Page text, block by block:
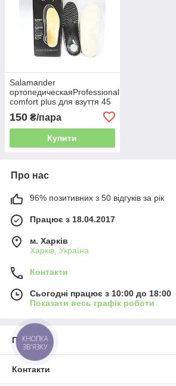
Salamander
ортопедическаяProfessional
comfort plus для взуття 45
150 ₴/пара
Купити
Про нас
96% позитивних з 50 відгуків за рік
Працює з 18.04.2017
м. Харків
Харків, Україна
Контакти
Сьогодні працює з 10:00 до 18:00
Показати весь графік роботи
Про нас
Контакти
КНОПКА
ЗВ'ЯЗКУ